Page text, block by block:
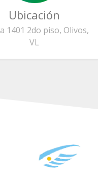
Ubicación
1401 2do piso, Olivos,
VL